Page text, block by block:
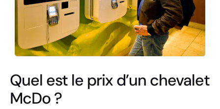
Quel est le prix d’un chevalet
McDo ?